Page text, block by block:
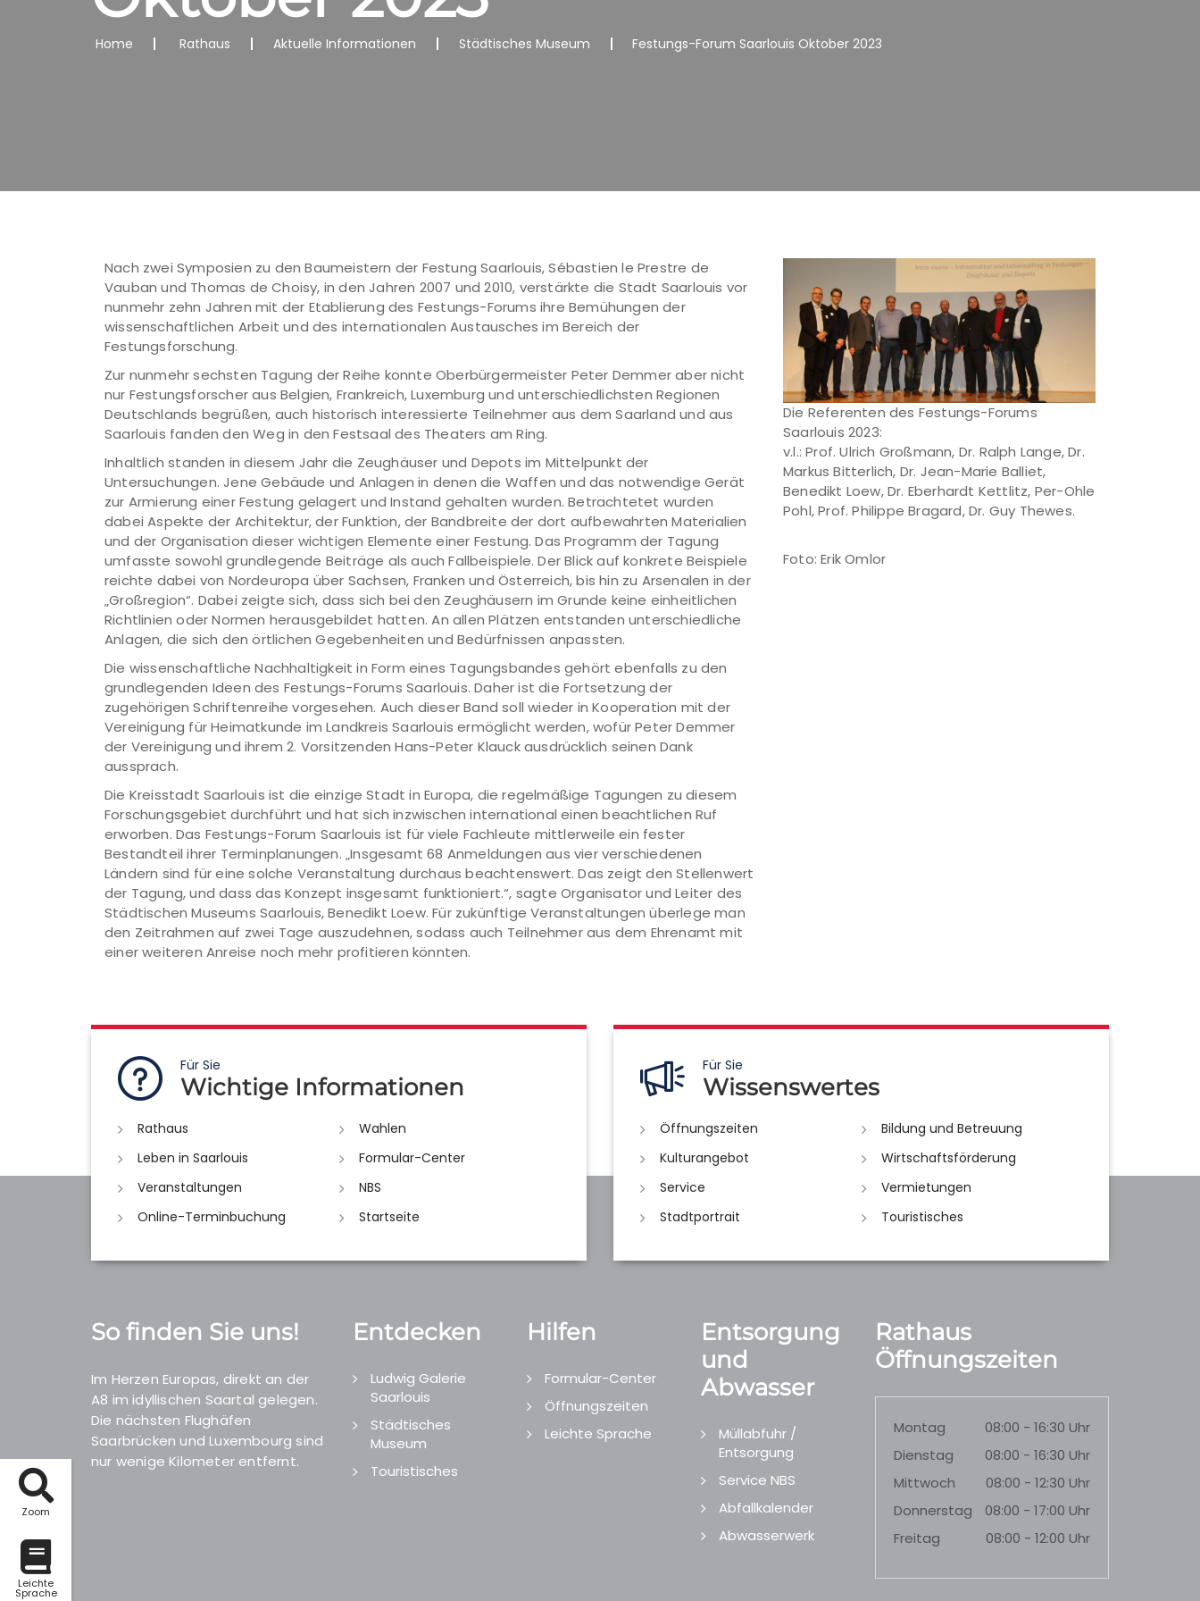
Zoom
Leichte
Sprache
Home Rathaus Aktuelle Informationen Städtisches Museum Festungs-Forum Saarlouis Oktober 2023
Nach zwei Symposien zu den Baumeistern der Festung Saarlouis, Sébastien le Prestre de
Vauban und Thomas de Choisy, in den Jahren 2007 und 2010, verstärkte die Stadt Saarlouis vor
nunmehr zehn Jahren mit der Etablierung des Festungs-Forums ihre Bemühungen der
wissenschaftlichen Arbeit und des internationalen Austausches im Bereich der
Festungsforschung.
Zur nunmehr sechsten Tagung der Reihe konnte Oberbürgermeister Peter Demmer aber nicht
nur Festungsforscher aus Belgien, Frankreich, Luxemburg und unterschiedlichsten Regionen
Deutschlands begrüßen, auch historisch interessierte Teilnehmer aus dem Saarland und aus
Saarlouis fanden den Weg in den Festsaal des Theaters am Ring.
Inhaltlich standen in diesem Jahr die Zeughäuser und Depots im Mittelpunkt der
Untersuchungen. Jene Gebäude und Anlagen in denen die Waffen und das notwendige Gerät
zur Armierung einer Festung gelagert und Instand gehalten wurden. Betrachtetet wurden
dabei Aspekte der Architektur, der Funktion, der Bandbreite der dort aufbewahrten Materialien
und der Organisation dieser wichtigen Elemente einer Festung. Das Programm der Tagung
umfasste sowohl grundlegende Beiträge als auch Fallbeispiele. Der Blick auf konkrete Beispiele
reichte dabei von Nordeuropa über Sachsen, Franken und Österreich, bis hin zu Arsenalen in der
„Großregion“. Dabei zeigte sich, dass sich bei den Zeughäusern im Grunde keine einheitlichen
Richtlinien oder Normen herausgebildet hatten. An allen Plätzen entstanden unterschiedliche
Anlagen, die sich den örtlichen Gegebenheiten und Bedürfnissen anpassten.
Die wissenschaftliche Nachhaltigkeit in Form eines Tagungsbandes gehört ebenfalls zu den
grundlegenden Ideen des Festungs-Forums Saarlouis. Daher ist die Fortsetzung der
zugehörigen Schriftenreihe vorgesehen. Auch dieser Band soll wieder in Kooperation mit der
Vereinigung für Heimatkunde im Landkreis Saarlouis ermöglicht werden, wofür Peter Demmer
der Vereinigung und ihrem 2. Vorsitzenden Hans-Peter Klauck ausdrücklich seinen Dank
aussprach.
Die Kreisstadt Saarlouis ist die einzige Stadt in Europa, die regelmäßige Tagungen zu diesem
Forschungsgebiet durchführt und hat sich inzwischen international einen beachtlichen Ruf
erworben. Das Festungs-Forum Saarlouis ist für viele Fachleute mittlerweile ein fester
Bestandteil ihrer Terminplanungen. „Insgesamt 68 Anmeldungen aus vier verschiedenen
Ländern sind für eine solche Veranstaltung durchaus beachtenswert. Das zeigt den Stellenwert
der Tagung, und dass das Konzept insgesamt funktioniert.“, sagte Organisator und Leiter des
Städtischen Museums Saarlouis, Benedikt Loew. Für zukünftige Veranstaltungen überlege man
den Zeitrahmen auf zwei Tage auszudehnen, sodass auch Teilnehmer aus dem Ehrenamt mit
einer weiteren Anreise noch mehr profitieren könnten.
Die Referenten des Festungs-Forums
Saarlouis 2023:
v.l.: Prof. Ulrich Großmann, Dr. Ralph Lange, Dr.
Markus Bitterlich, Dr. Jean-Marie Balliet,
Benedikt Loew, Dr. Eberhardt Kettlitz, Per-Ohle
Pohl, Prof. Philippe Bragard, Dr. Guy Thewes.
Foto: Erik Omlor
Für Sie
Wichtige Informationen
Rathaus
Wahlen
Leben in Saarlouis
Formular-Center
Veranstaltungen
NBS
Online-Terminbuchung
Startseite
Für Sie
Wissenswertes
Öffnungszeiten
Bildung und Betreuung
Kulturangebot
Wirtschaftsförderung
Service
Vermietungen
Stadtportrait
Touristisches
So finden Sie uns!
Im Herzen Europas, direkt an der
A8 im idyllischen Saartal gelegen.
Die nächsten Flughäfen
Saarbrücken und Luxembourg sind
nur wenige Kilometer entfernt.
Entdecken
Ludwig Galerie
Saarlouis
Städtisches
Museum
Touristisches
Hilfen
Formular-Center
Öffnungszeiten
Leichte Sprache
Entsorgung
und
Abwasser
Müllabfuhr /
Entsorgung
Service NBS
Abfallkalender
Abwasserwerk
Rathaus
Öffnungszeiten
Montag
08:00 - 16:30 Uhr
Dienstag
08:00 - 16:30 Uhr
Mittwoch
08:00 - 12:30 Uhr
Donnerstag
08:00 - 17:00 Uhr
Freitag
08:00 - 12:00 Uhr